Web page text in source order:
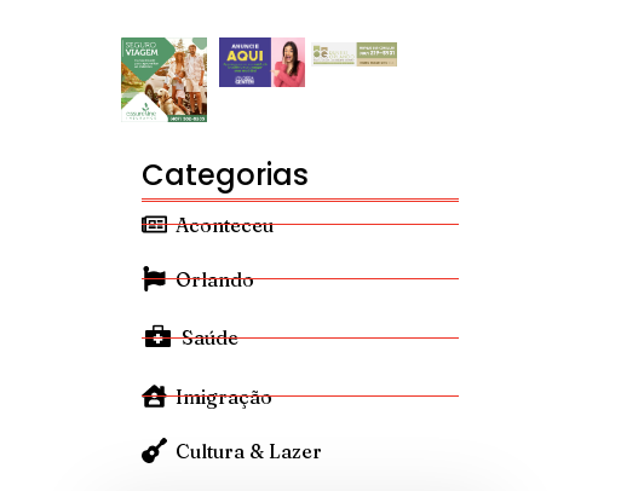
Categorias
Aconteceu
Orlando
Saúde
Imigração
Cultura & Lazer